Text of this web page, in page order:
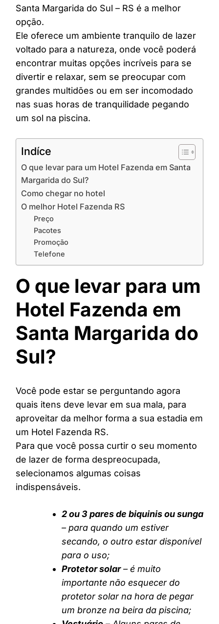
Santa Margarida do Sul – RS é a melhor
opção.
Ele oferece um ambiente tranquilo de lazer
voltado para a natureza, onde você poderá
encontrar muitas opções incríveis para se
divertir e relaxar, sem se preocupar com
grandes multidões ou em ser incomodado
nas suas horas de tranquilidade pegando
um sol na piscina.
Indíce
O que levar para um Hotel Fazenda em Santa
Margarida do Sul?
Como chegar no hotel
O melhor Hotel Fazenda RS
Preço
Pacotes
Promoção
Telefone
O que levar para um
Hotel Fazenda em
Santa Margarida do
Sul?
Você pode estar se perguntando agora
quais itens deve levar em sua mala, para
aproveitar da melhor forma a sua estadia em
um Hotel Fazenda RS.
Para que você possa curtir o seu momento
de lazer de forma despreocupada,
selecionamos algumas coisas
indispensáveis.
2 ou 3 pares de biquinis ou sunga
– para quando um estiver
secando, o outro estar disponível
para o uso;
Protetor solar– é muito
importante não esquecer do
protetor solar na hora de pegar
um bronze na beira da piscina;